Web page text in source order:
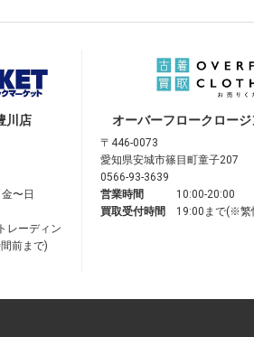
川店
〜日
レーディン
前まで)
オーバーフロークロー
〒446-0073
愛知県安城市篠目町童子207
0566-93-3639
営業時間
10:00-20:00
買取受付時間
19:00まで(※繁